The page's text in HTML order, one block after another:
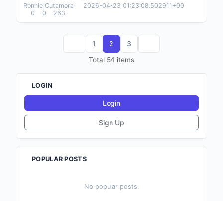
LOGIN
Login
Sign Up
POPULAR POSTS
No popular posts.
Ronnie Cutamora
2026-04-23 01:23:08.502911+00
0
0 263
1 2 3
Total 54 items